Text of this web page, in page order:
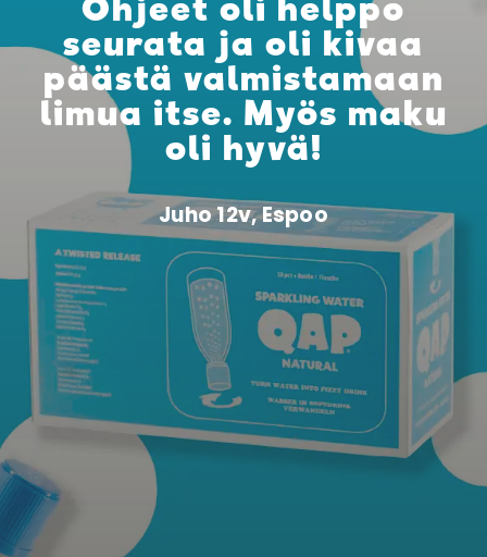
Ohjeet oli helppo
seurata ja oli kivaa
päästä valmistamaan
limua itse. Myös maku
oli hyvä!
Juho 12v, Espoo